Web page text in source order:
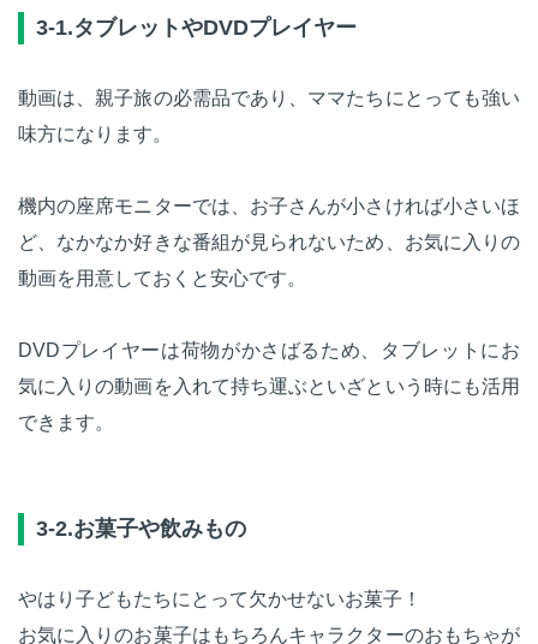
3-1.タブレットやDVDプレイヤー
動画は、親子旅の必需品であり、ママたちにとっても強い
味方になります。
機内の座席モニターでは、お子さんが小さければ小さいほ
ど、なかなか好きな番組が見られないため、お気に入りの
動画を用意しておくと安心です。
DVDプレイヤーは荷物がかさばるため、タブレットにお
気に入りの動画を入れて持ち運ぶといざという時にも活用
できます。
3-2.お菓子や飲みもの
やはり子どもたちにとって欠かせないお菓子！
お気に入りのお菓子はもちろんキャラクターのおもちゃが